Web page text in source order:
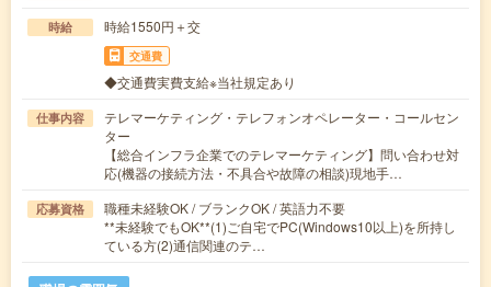
時給 時給1550円＋交
交通費
◆交通費実費支給※当社規定あり
仕事内容
テレマーケティング・テレフォンオペレーター・コールセン
ター
【総合インフラ企業でのテレマーケティング】問い合わせ対
応(機器の接続方法・不具合や故障の相談)現地手…
応募資格
職種未経験OK / ブランクOK / 英語力不要
**未経験でもOK**(1)ご自宅でPC(Windows10以上)を所持し
ている方(2)通信関連のテ…